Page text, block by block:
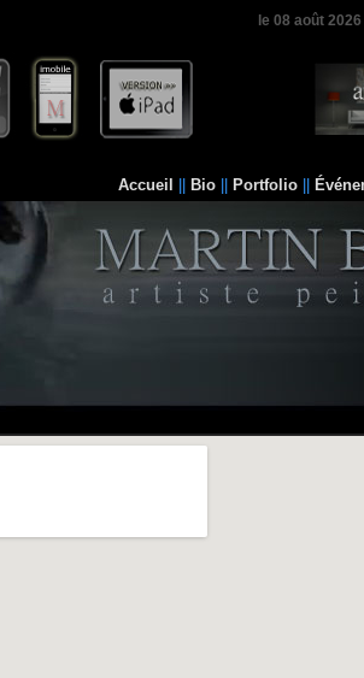
le 08 août 2026
Accueil Bio Portfolio